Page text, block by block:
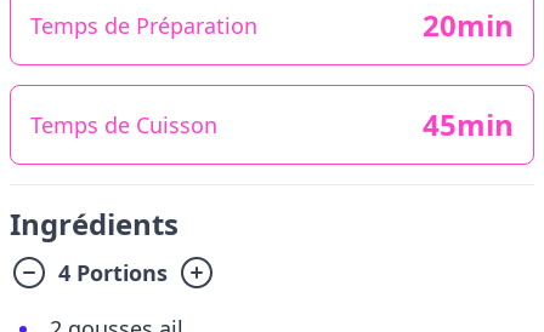
Temps de Préparation 20min
Temps de Cuisson 45min
Ingrédients
4 Portions